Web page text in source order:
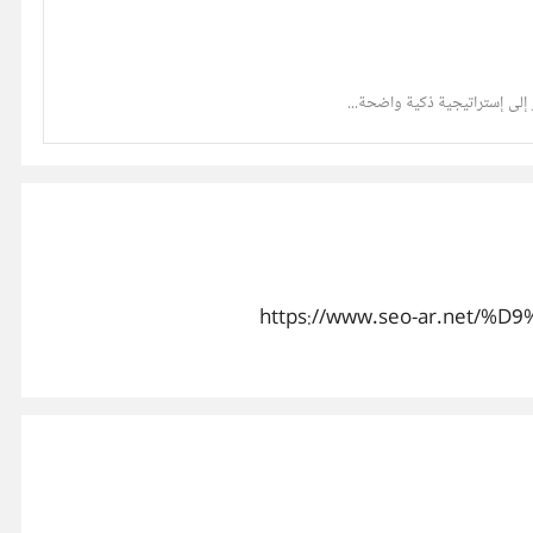
إلى إستراتيجية ذكية واضحة...
https://www.seo-ar.net/